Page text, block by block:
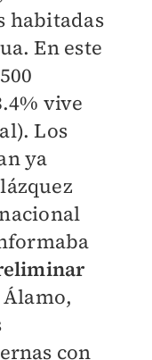
habitadas
En este
vive
Los
ya
con